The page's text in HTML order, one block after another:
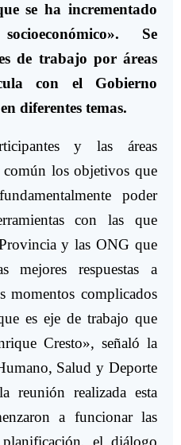
se ha incrementado
Se
de trabajo por áreas
con el Gobierno
diferentes temas.
y las áreas
los objetivos que
poder
con las que
y las ONG que
mejores respuestas a
momentos complicados
es eje de trabajo que
Cresto», señaló la
Salud y Deporte
reunión realizada esta
a funcionar las
el diálogo